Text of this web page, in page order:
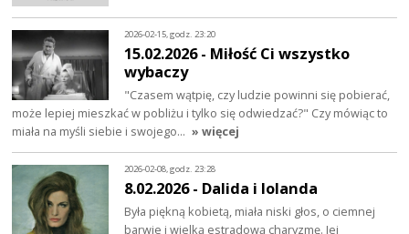
2026-02-15, godz. 23:20
15.02.2026 - Miłość Ci wszystko
wybaczy
"Czasem wątpię, czy ludzie powinni się pobierać,
może lepiej mieszkać w pobliżu i tylko się odwiedzać?" Czy mówiąc to
miała na myśli siebie i swojego… » więcej
2026-02-08, godz. 23:28
8.02.2026 - Dalida i Iolanda
Była piękną kobietą, miała niski głos, o ciemnej
barwie i wielką estradową charyzmę. Jej